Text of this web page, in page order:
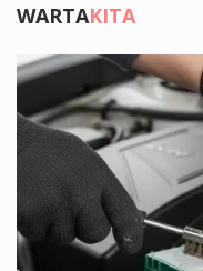
WARTAKITA